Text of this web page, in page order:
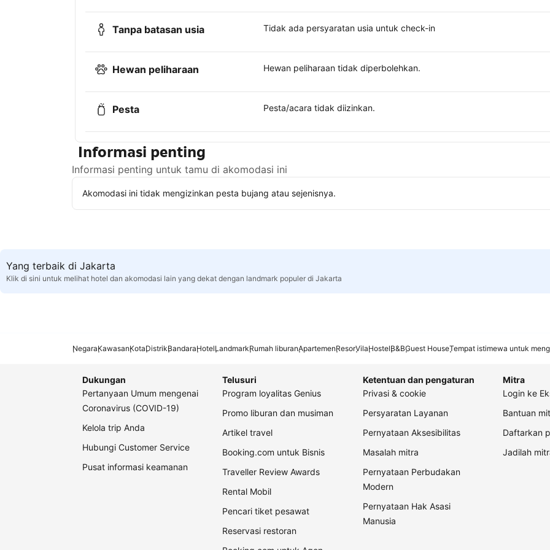
Tanpa batasan usia Tidak ada persyaratan usia untuk check-in
Hewan peliharaan Hewan peliharaan tidak diperbolehkan.
Pesta Pesta/acara tidak diizinkan.
Informasi penting
Informasi penting untuk tamu di akomodasi ini
Akomodasi ini tidak mengizinkan pesta bujang atau sejenisnya.
Yang terbaik di Jakarta
Klik di sini untuk melihat hotel dan akomodasi lain yang dekat dengan landmark populer di Jakarta
NegaraKawasanKotaDistrikBandaraHotelLandmarkRumah liburanApartemenResorVilaHostelB&BGuest HouseTempat istimewa untuk
Dukungan
Pertanyaan Umum mengenai
Coronavirus (COVID-19)
Kelola trip Anda
Hubungi Customer Service
Pusat informasi keamanan
Telusuri
Program loyalitas Genius
Promo liburan dan musiman
Artikel travel
Booking.com untuk Bisnis
Traveller Review Awards
Rental Mobil
Pencari tiket pesawat
Reservasi restoran
Ketentuan dan pengaturan
Privasi & cookie
Persyaratan Layanan
Pernyataan Aksesibilitas
Masalah mitra
Pernyataan Perbudakan
Modern
Pernyataan Hak Asasi
Manusia
Mitra
Login ke
Bantuan
Daftarkan
Jadilah